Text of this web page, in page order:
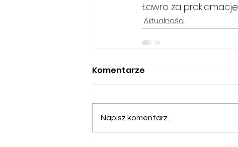
Ławro za proklamację
Aktualności
Komentarze
Napisz komentarz...